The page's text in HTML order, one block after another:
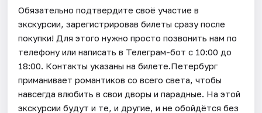
Обязательно подтвердите своё участие в
экскурсии, зарегистрировав билеты сразу после
покупки! Для этого нужно просто позвонить нам по
телефону или написать в Телеграм-бот с 10:00 до
18:00. Контакты указаны на билете.Петербург
приманивает романтиков со всего света, чтобы
навсегда влюбить в свои дворы и парадные. На этой
экскурсии будут и те, и другие, и не обойдётся без